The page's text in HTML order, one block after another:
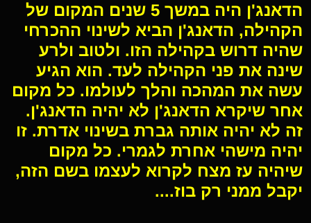
הדאנג'ן היה במשך 5 שנים המקום של
הקהילה, הדאנג'ן הביא לשינוי ההכרחי
שהיה דרוש בקהילה הזו. ולטוב ולרע
שינה את פני הקהילה לעד. הוא הגיע
עשה את המהכה והלך לעולמו. כל מקום
אחר שיקרא הדאנג'ן לא יהיה הדאנג'ן.
זה לא יהיה אותה גברת בשינוי אדרת. זו
יהיה מישהי אחרת לגמרי. כל מקום
שיהיה עז מצח לקרוא לעצמו בשם הזה,
יקבל ממני רק בוז....